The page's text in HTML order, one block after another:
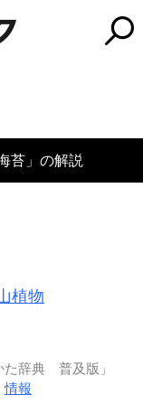
苔」の解説
植物
た辞典 普及版」
情報